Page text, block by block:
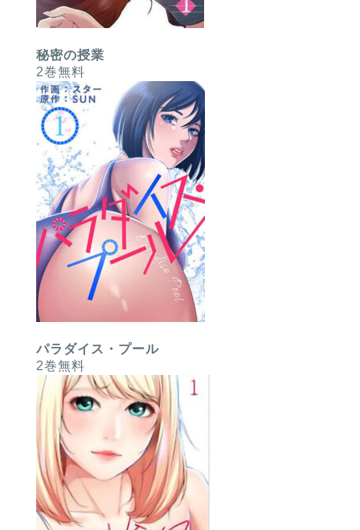
秘密の授業
2巻無料
パラダイス・プール
2巻無料